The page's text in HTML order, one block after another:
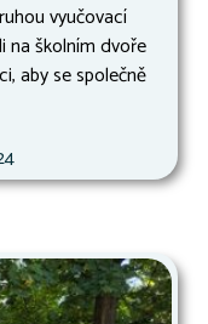
vyučovací
na školním dvoře
aby se společně